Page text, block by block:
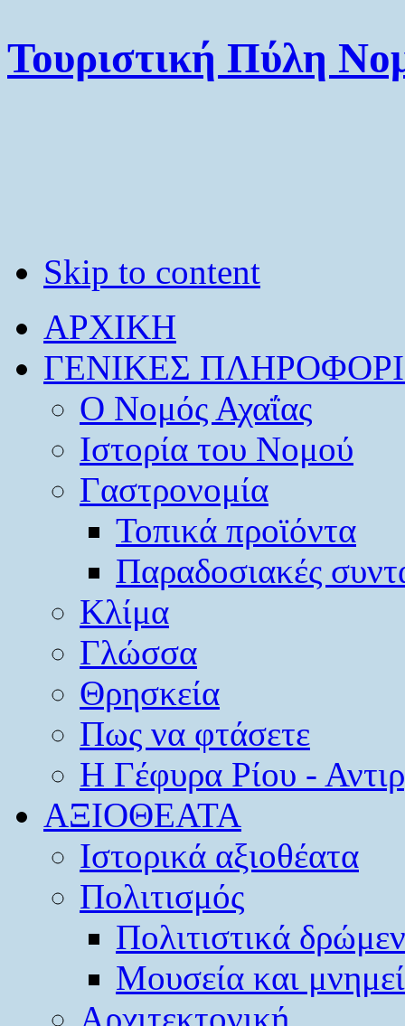
Τουριστική Πύλη
Skip to content
ΑΡΧΙΚΗ
ΓΕΝΙΚΕΣ
O Νομός Αχαΐας
Ιστορία του Νομού
Γαστρονομία
Τοπικά προϊόντα
Παραδοσιακές
Κλίμα
Γλώσσα
Θρησκεία
Πως να φτάσετε
Η Γέφυρα Ρίου -
ΑΞΙΟΘΕΑΤΑ
Ιστορικά αξιοθέατα
Πολιτισμός
Πολιτιστικά
Μουσεία και
Αρχιτεκτονική